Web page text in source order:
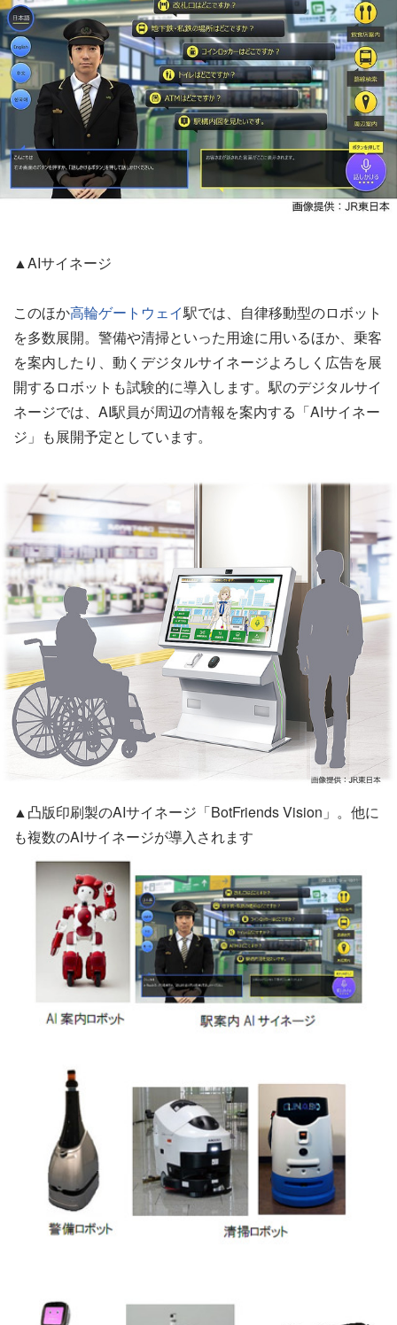
▲AIサイネージ
このほか高輪ゲートウェイ駅では、自律移動型のロボット
を多数展開。警備や清掃といった用途に用いるほか、乗客
を案内したり、動くデジタルサイネージよろしく広告を展
開するロボットも試験的に導入します。駅のデジタルサイ
ネージでは、AI駅員が周辺の情報を案内する「AIサイネー
ジ」も展開予定としています。
▲凸版印刷製のAIサイネージ「BotFriends Vision」。他に
も複数のAIサイネージが導入されます